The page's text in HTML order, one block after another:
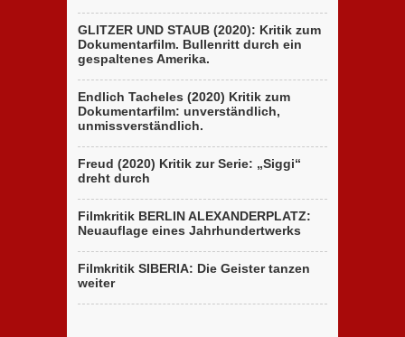
GLITZER UND STAUB (2020): Kritik zum
Dokumentarfilm. Bullenritt durch ein
gespaltenes Amerika.
Endlich Tacheles (2020) Kritik zum
Dokumentarfilm: unverständlich,
unmissverständlich.
Freud (2020) Kritik zur Serie: „Siggi“
dreht durch
Filmkritik BERLIN ALEXANDERPLATZ:
Neuauflage eines Jahrhundertwerks
Filmkritik SIBERIA: Die Geister tanzen
weiter